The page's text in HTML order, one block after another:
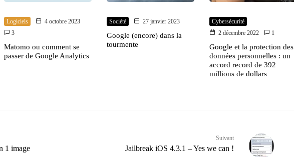
Logiciels
4 octobre 2023
3
Matomo ou comment se
passer de Google Analytics
Société 27 janvier 2023
Google (encore) dans la
tourmente
Cybersécurité
2 décembre 2022
1
Google et la protection des
données personnelles : un
accord record de 392
millions de dollars
1 image
Suivant
Jailbreak iOS 4.3.1 – Yes we can !